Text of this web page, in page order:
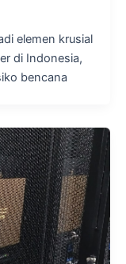
elemen krusial
di Indonesia,
bencana